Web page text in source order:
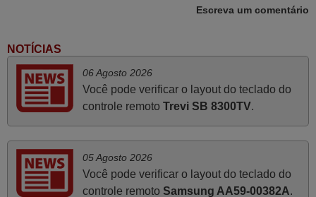
foi de extrema importância a vossa informação acerca de
passando pelos códigos. Ninguém em loja nenhuma me
tinha explicado como funcionar. Apenas diziam que
tinham comandos universais mas podiam não funcionar.
Muito obrigada.
PORTUGAL
Novembro 2025
Escreva um comentário
NOTÍCIAS
06 Agosto 2026
Você pode verificar o layout do teclado do
controle remoto Trevi SB 8300TV.
05 Agosto 2026
Você pode verificar o layout do teclado do
controle remoto Samsung AA59-00382A.